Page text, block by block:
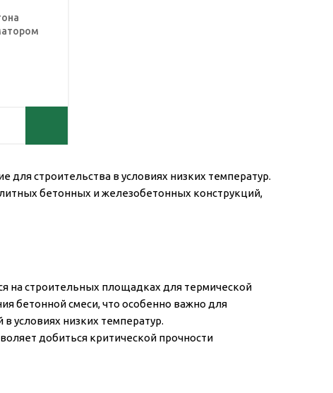
строительства в условиях низких температур.
бетонных и железобетонных конструкций,
строительных площадках для термической
бетонной смеси, что особенно важно для
условиях низких температур.
добиться критической прочности